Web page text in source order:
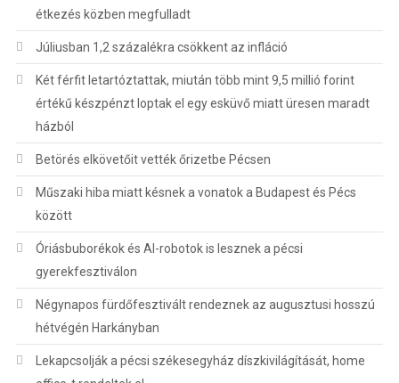
étkezés közben megfulladt
Júliusban 1,2 százalékra csökkent az infláció
Két férfit letartóztattak, miután több mint 9,5 millió forint
értékű készpénzt loptak el egy esküvő miatt üresen maradt
házból
Betörés elkövetőit vették őrizetbe Pécsen
Műszaki hiba miatt késnek a vonatok a Budapest és Pécs
között
Óriásbuborékok és AI-robotok is lesznek a pécsi
gyerekfesztiválon
Négynapos fürdőfesztivált rendeznek az augusztusi hosszú
hétvégén Harkányban
Lekapcsolják a pécsi székesegyház díszkivilágítását, home